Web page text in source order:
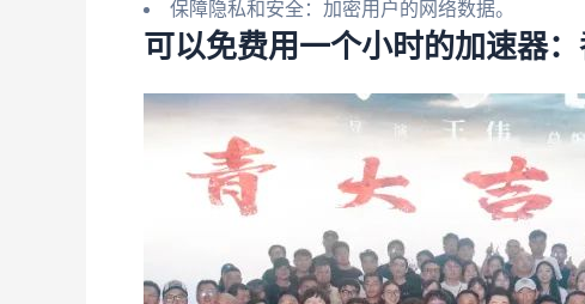
保障隐私和安全：加密用户的网络数据。
可以免费用一个小时的加速器